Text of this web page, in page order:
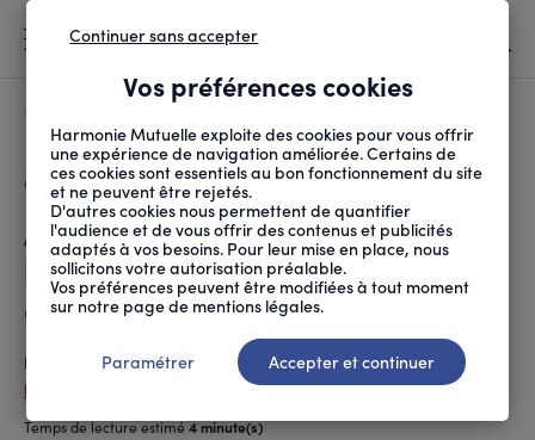
D'ARIANE
ACCUEIL SANTÉ ET SOINS MALADIES ET TRAITEMENTS ARRÊTS CARDIAQUES : ...
Arrêts cardiaques :
l’application SAUV Life pour
devenir sauveteur
Publié le 05.02.2020, actualisé le 16.04.2026
Paola Da Silva
Temps de lecture estimé4 minute(s)
Vos préférences cookies
Harmonie Mutuelle exploite des cookies pour vous offrir
une expérience de navigation améliorée. Certains de
ces cookies sont essentiels au bon fonctionnement du site
et ne peuvent être rejetés.
D'autres cookies nous permettent de quantifier
l'audience et de vous offrir des contenus et publicités
adaptés à vos besoins. Pour leur mise en place, nous
sollicitons votre autorisation préalable.
Vos préférences peuvent être modifiées à tout moment
sur notre page de mentions légales.
Continuer sans accepter
Paramétrer Accepter et continuer